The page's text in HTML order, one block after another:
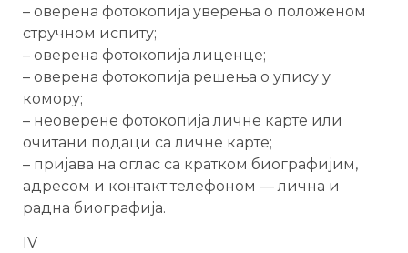
– оверена фотокопија уверења о положеном
стручном испиту;
– оверена фотокопија лиценце;
– оверена фотокопија решења о упису у
комору;
– неоверене фотокопија личне карте или
очитани подаци са личне карте;
– пријава на оглас са кратком биографијим,
адресом и контакт телефоном — лична и
радна биографија.
IV